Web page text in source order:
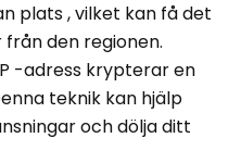
plats , vilket kan få det
den regionen.
-adress krypterar en
teknik kan hjälp
och dölja ditt